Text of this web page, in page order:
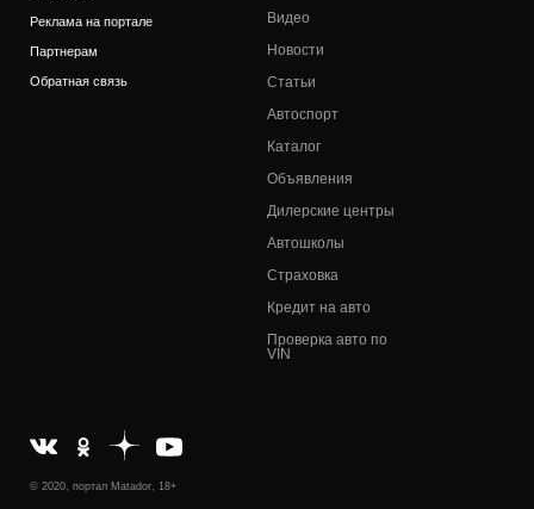
Реклама на портале
Партнерам
Обратная связь
Видео
Новости
Статьи
Автоспорт
Каталог
Объявления
Дилерские центры
Автошколы
Страховка
Кредит на авто
Проверка авто по
VIN
© 2020, портал Matador, 18+